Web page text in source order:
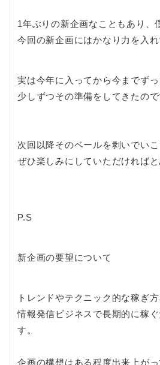
1年ぶりの新企画なこともあり、
今回の新企画にはかなり力を入れ
実は今年に入ってから今までずっ
少しずつその準備をしてきたので
次回以降そのベールを剥いでいこ
ぜひ楽しみにしていただければと
P.S
新企画の要望について
トレンドやテクニック的な稼ぎ方
情報発信ビジネスで長期的に稼
す。
企画の構想はある程度出来上がっ